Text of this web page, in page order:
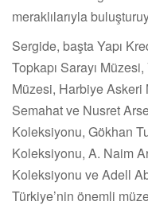
meraklılarıyla
Sergide, başta Yapı
Topkapı Sarayı
Müzesi, Harbiye Askeri
Semahat ve Nusret
Koleksiyonu, Gökhan
Koleksiyonu, A. Naim
Koleksiyonu ve Adell
Türkiye’nin önemli